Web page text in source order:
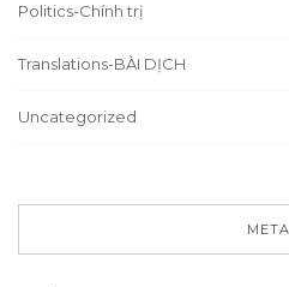
Politics-Chính trị
Translations-BÀI DỊCH
Uncategorized
META